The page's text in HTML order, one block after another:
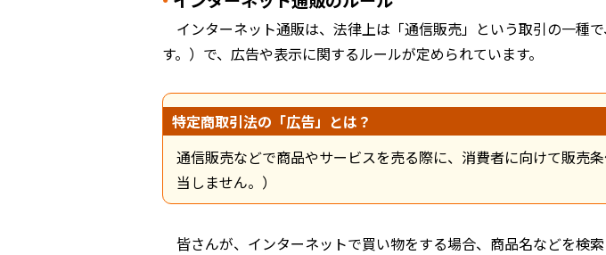
インターネット通販は、法律上は「通信販売」という取引の一種
す。）で、広告や表示に関するルールが定められています。
特定商取引法の「広告」とは？
通信販売などで商品やサービスを売る際に、消費者に向けて販売
当しません。）
皆さんが、インターネットで買い物をする場合、商品名などを検